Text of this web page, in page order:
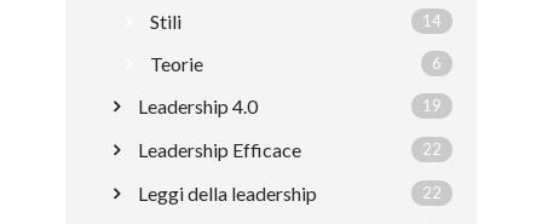
Stili 14
Teorie 6
Leadership 4.0 19
Leadership Efficace 22
Leggi della leadership 22